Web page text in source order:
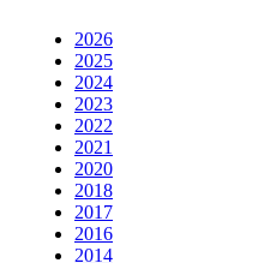
2026
2025
2024
2023
2022
2021
2020
2018
2017
2016
2014